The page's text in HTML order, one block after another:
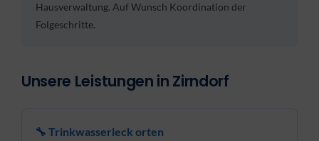
Hausverwaltung. Auf Wunsch Koordination der
Folgeschritte.
Unsere Leistungen in Zirndorf
🔧 Trinkwasserleck orten